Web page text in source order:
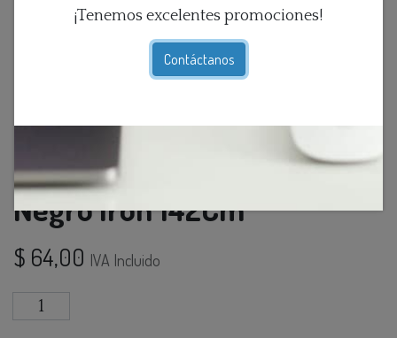
¡Tenemos excelentes promociones!
Contáctanos
Lamp. Colg 3L GU10 T/L
Negro Iron 142Cm
$ 64,00 IVA Incluido